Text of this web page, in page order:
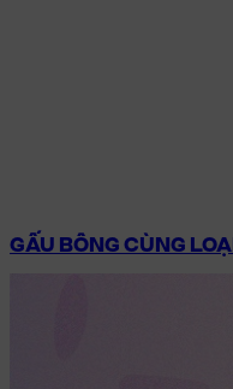
GẤU BÔNG CÙNG LOẠI